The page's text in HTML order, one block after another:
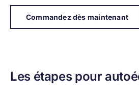
Commandez dès maintenant
Les étapes pour